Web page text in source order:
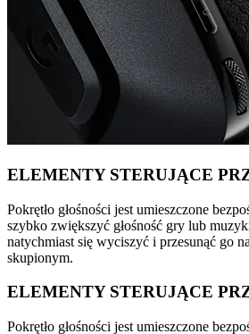
ELEMENTY STERUJĄCE
Pokrętło głośności jest umieszczone
szybko zwiększyć głośność gry lub
natychmiast się wyciszyć i przesunąć go
skupionym.
ELEMENTY STERUJĄCE
Pokrętło głośności jest umieszczone